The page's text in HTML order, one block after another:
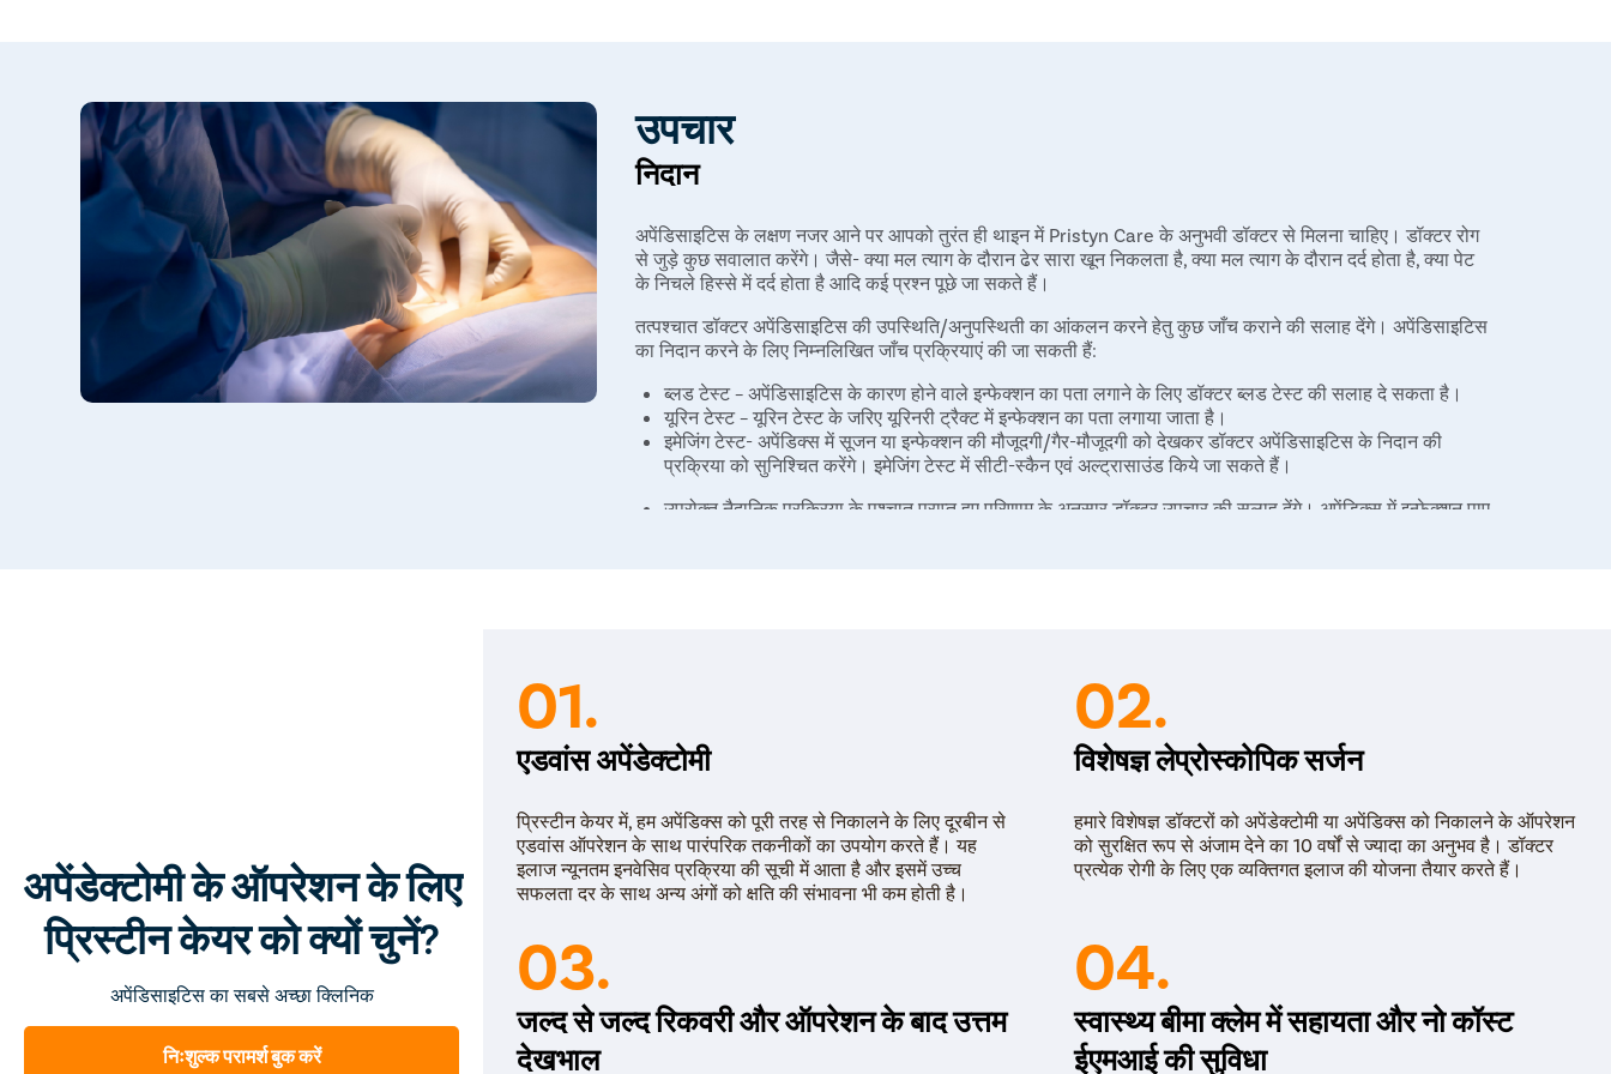
उपचार
निदान
अपेंडिसाइटिस के लक्षण नजर आने पर आपको तुरंत ही थाइन में Pristyn Care के अनुभवी डॉक्टर से मिलना चाहिए। डॉक्टर रोग
से जुड़े कुछ सवालात करेंगे। जैसे- क्या मल त्याग के दौरान ढेर सारा खून निकलता है, क्या मल त्याग के दौरान दर्द होता है, क्या पेट
के निचले हिस्से में दर्द होता है आदि कई प्रश्न पूछे जा सकते हैं।
तत्पश्चात डॉक्टर अपेंडिसाइटिस की उपस्थिति/अनुपस्थिती का आंकलन करने हेतु कुछ जाँच कराने की सलाह देंगे। अपेंडिसाइटिस
का निदान करने के लिए निम्नलिखित जाँच प्रक्रियाएं की जा सकती हैं:
ब्लड टेस्ट – अपेंडिसाइटिस के कारण होने वाले इन्फेक्शन का पता लगाने के लिए डॉक्टर ब्लड टेस्ट की सलाह दे सकता है।
यूरिन टेस्ट – यूरिन टेस्ट के जरिए यूरिनरी ट्रैक्ट में इन्फेक्शन का पता लगाया जाता है।
इमेजिंग टेस्ट- अपेंडिक्स में सूजन या इन्फेक्शन की मौजूदगी/गैर-मौजूदगी को देखकर डॉक्टर अपेंडिसाइटिस के निदान की
प्रक्रिया को सुनिश्चित करेंगे। इमेजिंग टेस्ट में सीटी-स्कैन एवं अल्ट्रासाउंड किये जा सकते हैं।
उपरोक्त नैदानिक प्रक्रिया के पश्चात प्राप्त हुए परिणाम के अनुसार डॉक्टर उपचार की सलाह देंगे। अपेंडिक्स में इन्फेक्शन पाए
2-3 छोटे कट्स की मदद से अपेंडिक्स को बाहर निकाल देते हैं।
प्रक्रिया खत्म होने में करीब 45 मिनट लग सकते हैं। सर्जरी के दौरान कोई बड़ा कट नहीं होने के कारण रोगी 24 घंटे बाद
अस्पताल से घर जा सकता है। यही वजह है कि थाइन में अपेंडिक्स का ऑपरेशन कराने के लिए लोग ओपन सर्जरी की जगह
हालांकि, यदि अपेंडिक्स फट गयी है अथवा उसका आकार बहुत बड़ा है तो उपचार के लिए डॉक्टर ओपन सर्जरी की सलाह दे
सकते हैं।
अपेंडेक्टोमी के ऑपरेशन के लिए
प्रिस्टीन केयर को क्यों चुनें?
अपेंडिसाइटिस का सबसे अच्छा क्लिनिक
निःशुल्क परामर्श बुक करें
01.
एडवांस अपेंडेक्टोमी
प्रिस्टीन केयर में, हम अपेंडिक्स को पूरी तरह से निकालने के लिए दूरबीन से
एडवांस ऑपरेशन के साथ पारंपरिक तकनीकों का उपयोग करते हैं। यह
इलाज न्यूनतम इनवेसिव प्रक्रिया की सूची में आता है और इसमें उच्च
सफलता दर के साथ अन्य अंगों को क्षति की संभावना भी कम होती है।
02.
विशेषज्ञ लेप्रोस्कोपिक सर्जन
हमारे विशेषज्ञ डॉक्टरों को अपेंडेक्टोमी या अपेंडिक्स को निकालने के ऑपरेशन
को सुरक्षित रूप से अंजाम देने का 10 वर्षों से ज्यादा का अनुभव है। डॉक्टर
प्रत्येक रोगी के लिए एक व्यक्तिगत इलाज की योजना तैयार करते हैं।
03.
जल्द से जल्द रिकवरी और ऑपरेशन के बाद उत्तम
देखभाल
04.
स्वास्थ्य बीमा क्लेम में सहायता और नो कॉस्ट
ईएमआई की सुविधा